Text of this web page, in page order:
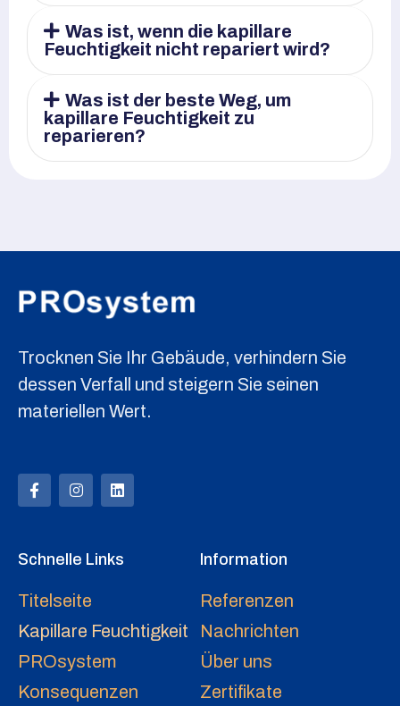
Was ist, wenn die kapillare
Feuchtigkeit nicht repariert wird?
Was ist der beste Weg, um
kapillare Feuchtigkeit zu
reparieren?
Trocknen Sie Ihr Gebäude, verhindern Sie
dessen Verfall und steigern Sie seinen
materiellen Wert.
Schnelle Links
Titelseite
Kapillare Feuchtigkeit
PROsystem
Konsequenzen
Information
Referenzen
Nachrichten
Über uns
Zertifikate